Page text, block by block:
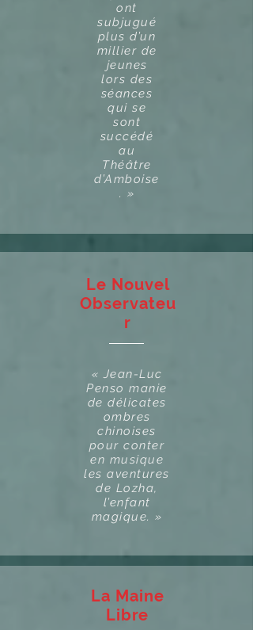
ont
subjugué
plus d’un
millier de
jeunes
lors des
séances
qui se
sont
succédé
au
Théâtre
d’Amboise
. »
Le Nouvel
Observateu
r
« Jean-Luc
Penso manie
de délicates
ombres
chinoises
pour conter
en musique
les aventures
de Lozha,
l’enfant
magique. »
La Maine
Libre